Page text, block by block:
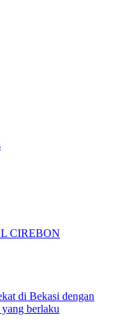
CIREBON
di Bekasi dengan
berlaku